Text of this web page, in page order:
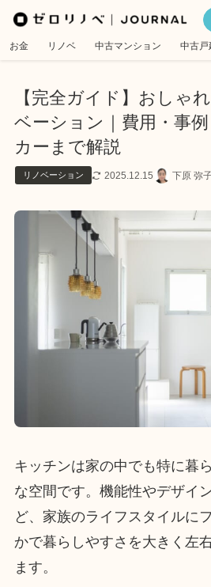
お金 リノベ 中古マンション 中古戸
【完全ガイド】おしゃ
ベーション｜費用・事
カーまで解説
リノベーション 2025.12.15 下原 弥
キッチンは家の中でも特に暮
な空間です。機能性やデザイ
ど、家族のライフスタイルに
かで暮らしやすさを大きく左
ます。